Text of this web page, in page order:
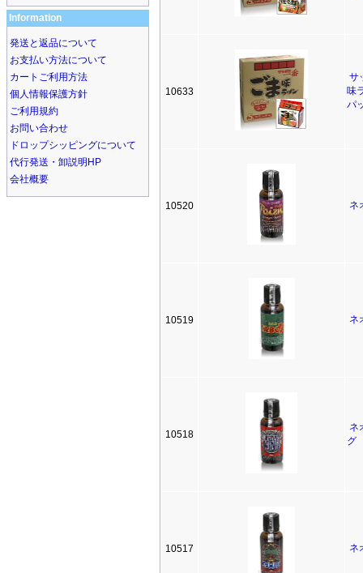
Information
発送と返品について
お支払い方法について
カートご利用方法
個人情報保護方針
ご利用規約
お問い合わせ
ドロップシッピングについて
代行発送・卸説明HP
会社概要
10633
サ
味
パ
10520 ネ
10519 ネ
10518
ネ
グ
10517 ネ